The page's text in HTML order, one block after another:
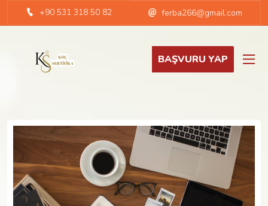
+90 531 318 50 82 ferba266@gmail.com
BAŞVURU YAP